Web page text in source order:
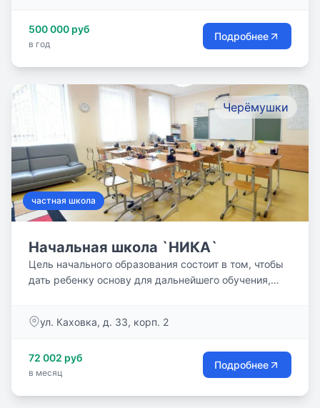
500 000 руб
в год
Подробнее
Черёмушки
частная школа
Начальная школа `НИКА`
Цель начального образования состоит в том, чтобы
дать ребенку основу для дальнейшего обучения,
ул. Каховка, д. 33, корп. 2
72 002 руб
в месяц
Подробнее